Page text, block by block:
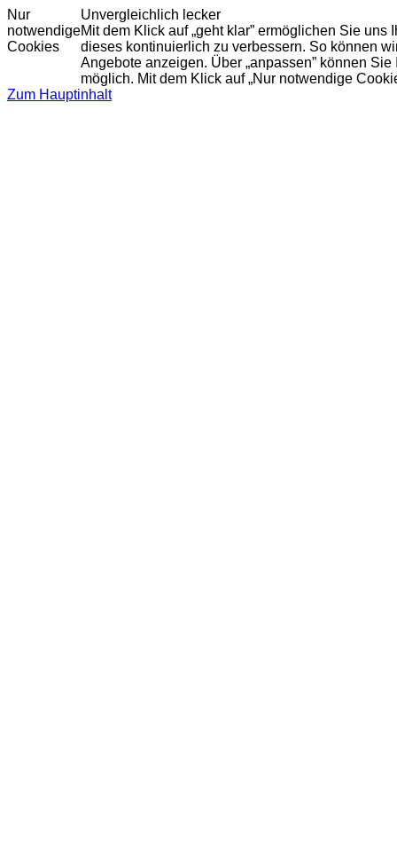
Nur
notwendige
Cookies
Unvergleichlich lecker
Mit dem Klick auf „geht klar” ermöglichen Sie
dieses kontinuierlich zu verbessern. So können
Angebote anzeigen. Über „anpassen” können
möglich. Mit dem Klick auf „Nur notwendige
Zum Hauptinhalt